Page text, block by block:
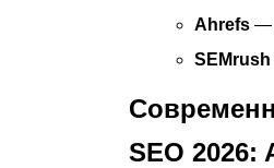
Ahrefs —
SEMrush
SEO 2026: